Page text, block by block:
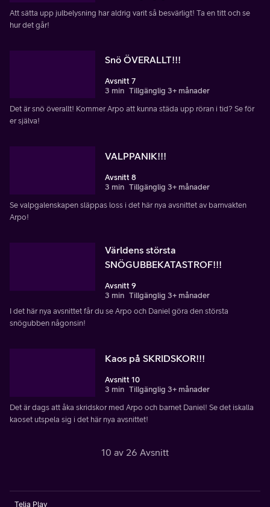
Att sätta upp julbelysning har aldrig varit så besvärligt! Ta en titt och se
hur det går!
Snö ÖVERALLT!!!
Avsnitt 7
3 min Tillgänglig 3+ månader
Det är snö överallt! Kommer Arpo att kunna städa upp röran i tid? Se för
er själva!
VALPPANIK!!!
Avsnitt 8
3 min Tillgänglig 3+ månader
Se valpgalenskapen släppas loss i det här nya avsnittet av barnvakten
Arpo!
Världens största
SNÖGUBBEKATASTROF!!!
Avsnitt 9
3 min Tillgänglig 3+ månader
I det här nya avsnittet får du se Arpo och Daniel göra den största
snögubben någonsin!
Kaos på SKRIDSKOR!!!
Avsnitt 10
3 min Tillgänglig 3+ månader
Det är dags att åka skridskor med Arpo och barnet Daniel! Se det iskalla
kaoset utspela sig i det här nya avsnittet!
10 av 26 Avsnitt
Telia Play